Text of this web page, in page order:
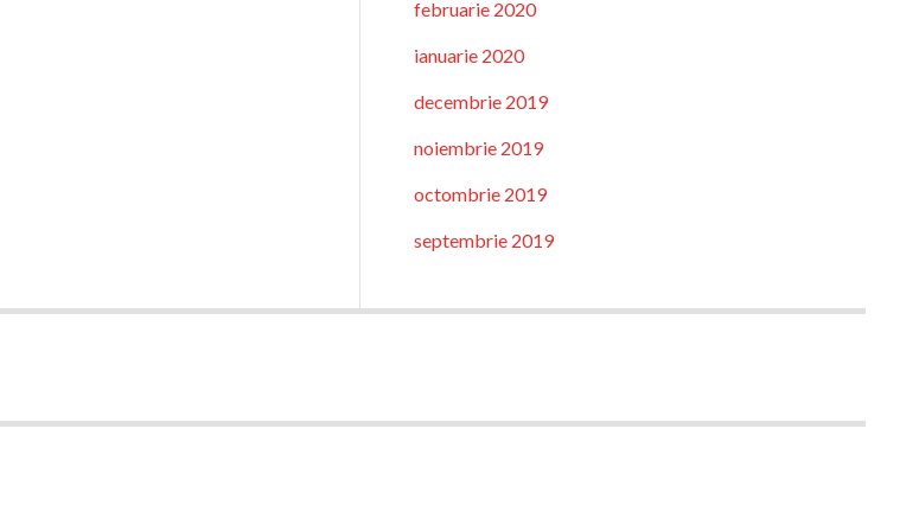
februarie 2020
ianuarie 2020
decembrie 2019
noiembrie 2019
octombrie 2019
septembrie 2019